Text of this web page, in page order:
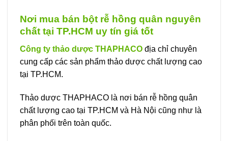
Nơi mua bán bột rễ hồng quân nguyên
chất tại TP.HCM uy tín giá tốt
Công ty thảo dược THAPHACO địa chỉ chuyên
cung cấp các sản phẩm thảo dược chất lượng cao
tại TP.HCM.
Thảo dược THAPHACO là nơi bán rễ hồng quân
chất lượng cao tại TP.HCM và Hà Nội cũng như là
phân phối trên toàn quốc.